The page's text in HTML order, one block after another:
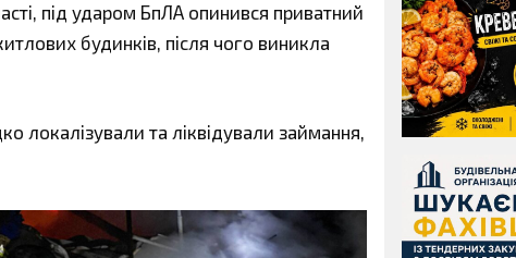
під ударом БпЛА опинився приватний
будинків, після чого виникла
локалізували та ліквідували займання,